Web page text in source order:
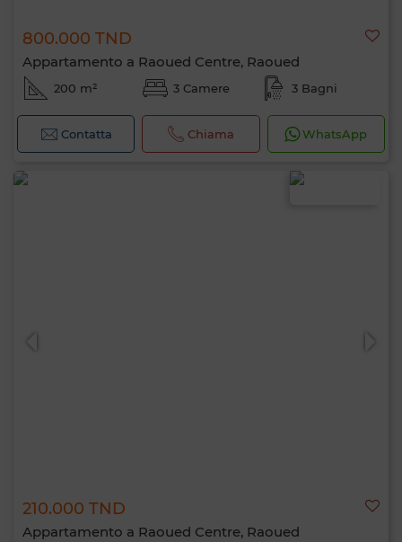
800.000 TND
Appartamento a Raoued Centre, Raoued
200 m² 3 Camere 3 Bagni
Contatta Chiama WhatsApp
210.000 TND
Appartamento a Raoued Centre, Raoued
Ciao, sono MIA. Quale criterio vuoi